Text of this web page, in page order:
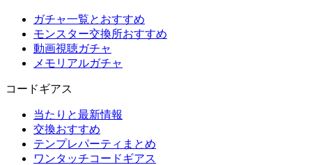
ガチャ一覧とおすすめ
モンスター交換所おすすめ
動画視聴ガチャ
メモリアルガチャ
コードギアス
当たりと最新情報
交換おすすめ
テンプレパーティまとめ
ワンタッチコードギアス